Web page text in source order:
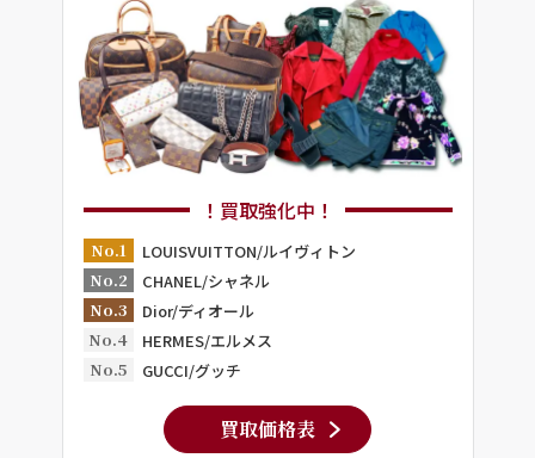
！買取強化中！
No.1
LOUISVUITTON/ルイヴィトン
No.2
CHANEL/シャネル
No.3
Dior/ディオール
No.4
HERMES/エルメス
No.5
GUCCI/グッチ
買取価格表